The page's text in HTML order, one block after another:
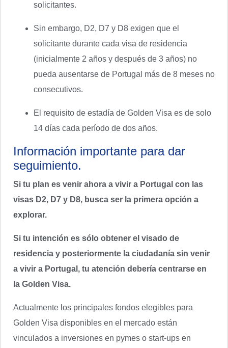
solicitantes.
Sin embargo, D2, D7 y D8 exigen que el
solicitante durante cada visa de residencia
(inicialmente 2 años y después de 3 años) no
pueda ausentarse de Portugal más de 8 meses no
consecutivos.
El requisito de estadía de Golden Visa es de solo
14 días cada período de dos años.
Información importante para dar
seguimiento.
Si tu plan es venir ahora a vivir a Portugal con las
visas D2, D7 y D8, busca ser la primera opción a
explorar.
Si tu intención es sólo obtener el visado de
residencia y posteriormente la ciudadanía sin venir
a vivir a Portugal, tu atención debería centrarse en
la Golden Visa.
Actualmente los principales fondos elegibles para
Golden Visa disponibles en el mercado están
vinculados a inversiones en pymes o start-ups en